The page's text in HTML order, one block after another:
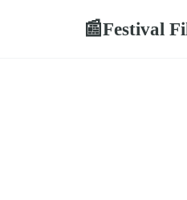
📰Festival